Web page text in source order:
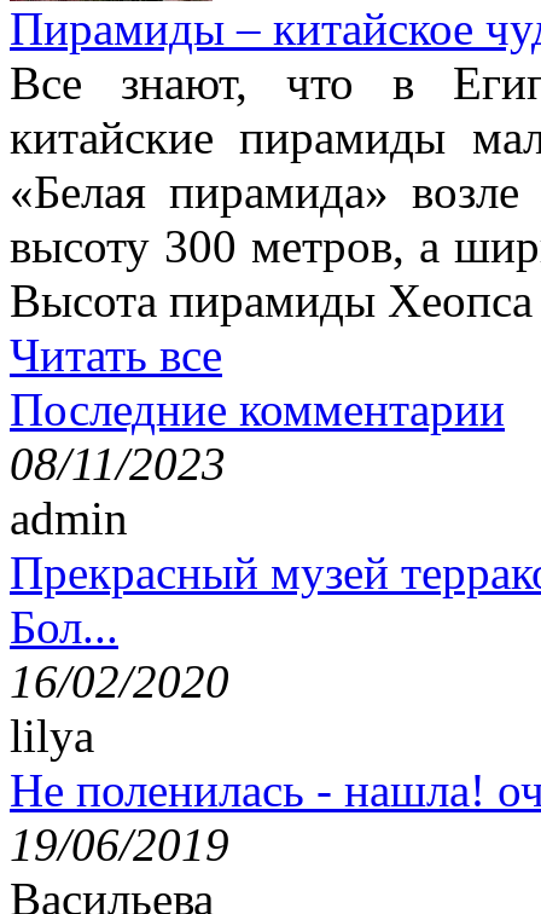
Пирамиды – китайское
Все знают, что в
китайские пирамиды
«Белая пирамида»
высоту 300 метров, а
Высота пирамиды Хеопса
Читать все
Последние комментарии
08/11/2023
admin
Прекрасный музей
Бол...
16/02/2020
lilya
Не поленилась - нашла!
19/06/2019
Васильева